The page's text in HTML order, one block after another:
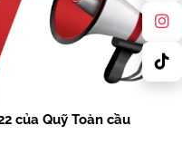
của Quỹ Toàn cầu